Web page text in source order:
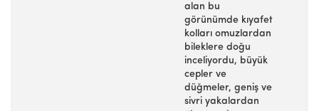
alan bu
görünümde kıyafet
kolları omuzlardan
bileklere doğu
inceliyordu, büyük
cepler ve
düğmeler, geniş ve
sivri yakalardan